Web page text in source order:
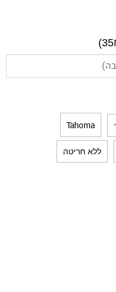
Tahoma
ללא חריטה